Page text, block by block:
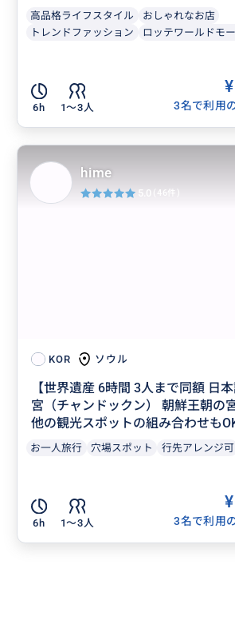
高品格ライフスタイル
おしゃれなお店
トレンドファッション
ロッテワールドモ
6h 1〜3人
¥
3名で利用
KOR ソウル
【世界遺産 6時間 3人まで同額 日
宮（チャンドックン） 朝鮮王朝の
他の観光スポットの組み合わせも
お一人旅行 穴場スポット 行先アレンジ可
6h 1〜3人
¥
3名で利用
hime
5.0 (46件)